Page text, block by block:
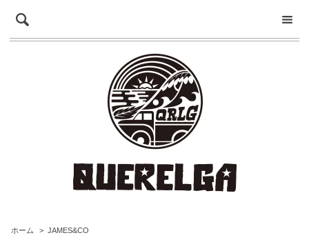
ホーム > JAMES&CO